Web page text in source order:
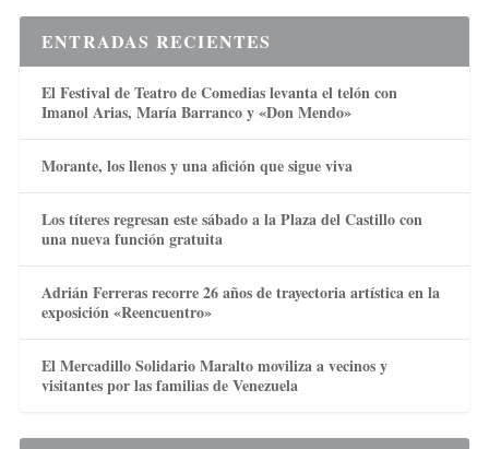
ENTRADAS RECIENTES
El Festival de Teatro de Comedias levanta el telón con
Imanol Arias, María Barranco y «Don Mendo»
Morante, los llenos y una afición que sigue viva
Los títeres regresan este sábado a la Plaza del Castillo con
una nueva función gratuita
Adrián Ferreras recorre 26 años de trayectoria artística en la
exposición «Reencuentro»
El Mercadillo Solidario Maralto moviliza a vecinos y
visitantes por las familias de Venezuela